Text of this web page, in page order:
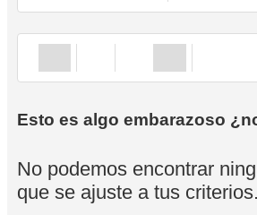
Esto es algo embarazoso
No podemos encontrar
que se ajuste a tus criterios.